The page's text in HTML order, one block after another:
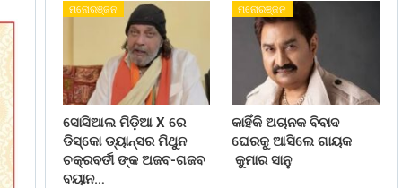
ମନୋରଞ୍ଜନ
ସୋସିଆଲ ମିଡ଼ିଆ X ରେ
ଡିସ୍କୋ ଡ୍ୟାନ୍ସର ମିଥୁନ
ଚକ୍ରବର୍ତୀ ଙ୍କ ଅଜବ-ଗଜବ
ବୟାନ…
ମନୋରଞ୍ଜନ
କାହିଁକି ଅଚାନକ ବିବାଦ
ଘେରକୁ ଆସିଲେ ଗାୟକ
କୁମାର ସାନୁ